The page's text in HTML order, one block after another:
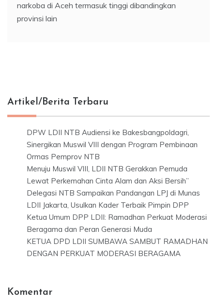
narkoba di Aceh termasuk tinggi dibandingkan
provinsi lain
Artikel/Berita Terbaru
DPW LDII NTB Audiensi ke Bakesbangpoldagri,
Sinergikan Muswil VIII dengan Program Pembinaan
Ormas Pemprov NTB
Menuju Muswil VIII, LDII NTB Gerakkan Pemuda
Lewat Perkemahan Cinta Alam dan Aksi Bersih”
Delegasi NTB Sampaikan Pandangan LPJ di Munas
LDII Jakarta, Usulkan Kader Terbaik Pimpin DPP
Ketua Umum DPP LDII: Ramadhan Perkuat Moderasi
Beragama dan Peran Generasi Muda
KETUA DPD LDII SUMBAWA SAMBUT RAMADHAN
DENGAN PERKUAT MODERASI BERAGAMA
Komentar